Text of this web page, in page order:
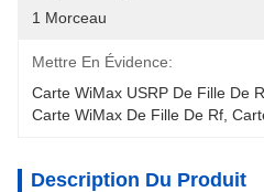
1 Morceau
Mettre En Évidence:
Carte WiMax USRP De Fille De
Carte WiMax De Fille De Rf
Description Du Produit